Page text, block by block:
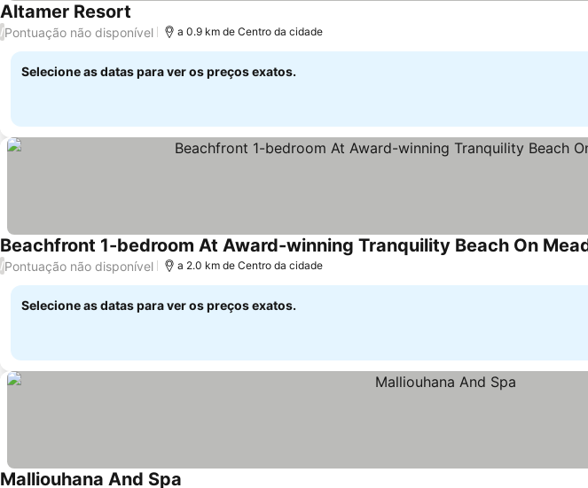
Altamer Resort Ver preços
/Pontuação não disponível a 0.9 km de Centro da cidade
Selecione as datas para ver os preços exatos.
Beachfront 1-bedroom At Award-winning Tranquility Beach On
/Pontuação não disponível a 2.0 km de Centro da cidade
Selecione as datas para ver os preços exatos.
Malliouhana And Spa